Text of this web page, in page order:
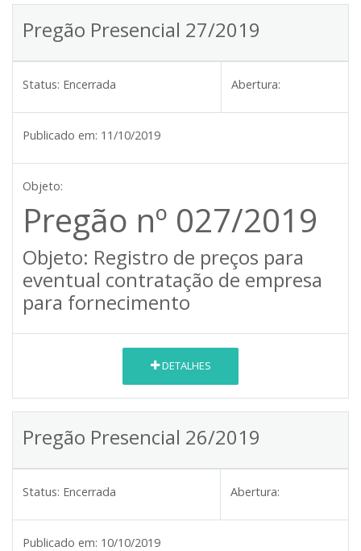
Pregão Presencial 27/2019
Status: Encerrada Abertura:
Publicado em: 11/10/2019
Objeto:
Pregão nº 027/2019
Objeto: Registro de preços para
eventual contratação de empresa
para fornecimento
DETALHES
Pregão Presencial 26/2019
Status: Encerrada Abertura:
Publicado em: 10/10/2019